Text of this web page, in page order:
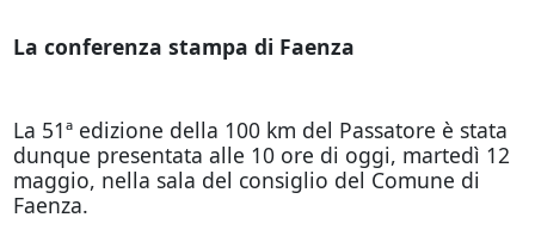
La conferenza stampa di Faenza
La 51ª edizione della 100 km del Passatore è stata
dunque presentata alle 10 ore di oggi, martedì 12
maggio, nella sala del consiglio del Comune di
Faenza.